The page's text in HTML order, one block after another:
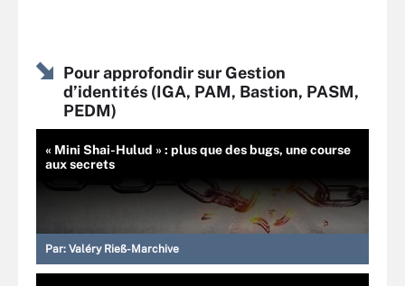
Pour approfondir sur Gestion
d’identités (IGA, PAM, Bastion, PASM,
PEDM)
« Mini Shai-Hulud » : plus que des bugs, une course
aux secrets
Par: Valéry Rieß-Marchive